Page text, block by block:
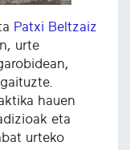
Patxi Beltzaiz
urte
hauen
eta
urteko